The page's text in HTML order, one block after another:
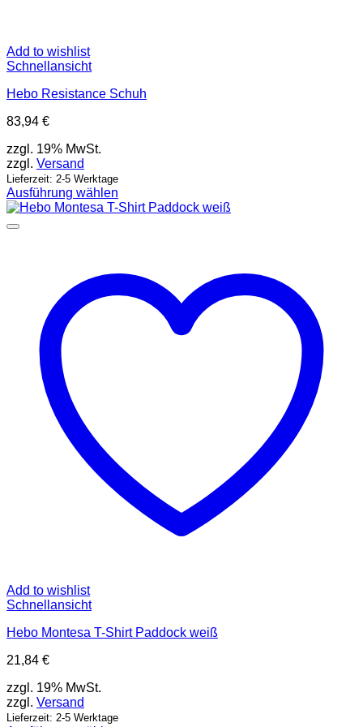
Add to wishlist
Schnellansicht
Hebo Resistance Schuh
83,94 €
zzgl. 19% MwSt.
zzgl. Versand
Lieferzeit: 2-5 Werktage
Ausführung wählen
Dieses
Produkt
Optionen
können
Produktseite
gewählt
werden
Add to wishlist
Schnellansicht
Hebo Montesa T-Shirt Paddock weiß
21,84 €
zzgl. 19% MwSt.
zzgl. Versand
Lieferzeit: 2-5 Werktage